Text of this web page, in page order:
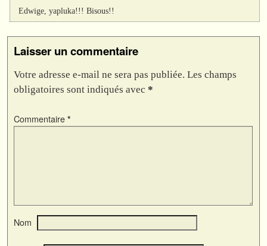
Edwige, yapluka!!! Bisous!!
Laisser un commentaire
Votre adresse e-mail ne sera pas publiée. Les champs
obligatoires sont indiqués avec *
Commentaire *
Nom